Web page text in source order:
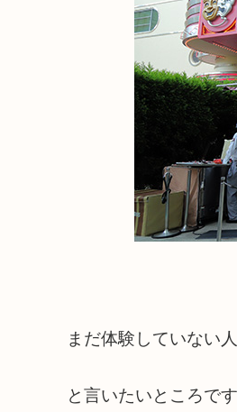
まだ体験していない人
と言いたいところで